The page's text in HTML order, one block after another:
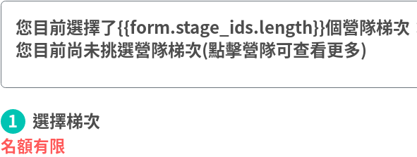
您目前選擇了{{form.stage_ids.length}}個營隊梯次
您目前尚未挑選營隊梯次(點擊營隊可查看更多)
1 選擇梯次
名額有限